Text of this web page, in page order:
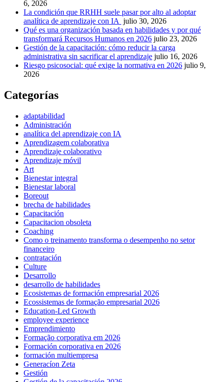
6, 2026
La condición que RRHH suele pasar por alto al adoptar
analítica de aprendizaje con IA julio 30, 2026
Qué es una organización basada en habilidades y por qué
transformará Recursos Humanos en 2026 julio 23, 2026
Gestión de la capacitación: cómo reducir la carga
administrativa sin sacrificar el aprendizaje julio 16, 2026
Riesgo psicosocial: qué exige la normativa en 2026 julio 9,
2026
Categorías
adaptabilidad
Administración
analítica del aprendizaje con IA
Aprendizagem colaborativa
Aprendizaje colaborativo
Aprendizaje móvil
Art
Bienestar integral
Bienestar laboral
Boreout
brecha de habilidades
Capacitación
Capacitacion obsoleta
Coaching
Como o treinamento transforma o desempenho no setor
financeiro
contratación
Culture
Desarrollo
desarrollo de habilidades
Ecosistemas de formación empresarial 2026
Ecossistemas de formação empresarial 2026
Education-Led Growth
employee experience
Emprendimiento
Formação corporativa em 2026
Formación corporativa en 2026
formación multiempresa
Generacíon Zeta
Gestión